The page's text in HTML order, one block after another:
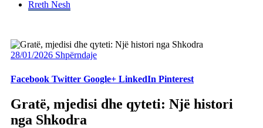
Rreth Nesh
28/01/2026 Shpërndaje
Facebook Twitter Google+ LinkedIn Pinterest
Gratë, mjedisi dhe qyteti: Një histori
nga Shkodra